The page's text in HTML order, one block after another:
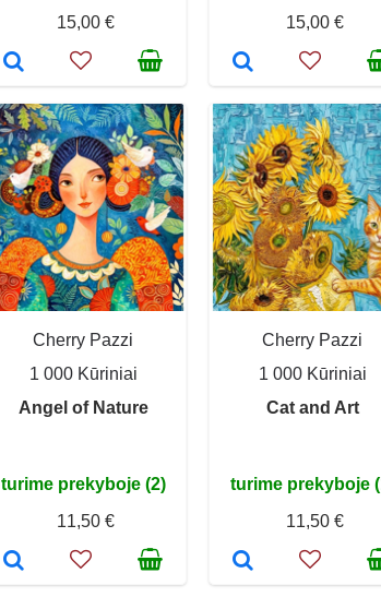
15,00 €
15,00 €
Cherry Pazzi
1 000 Kūriniai
Angel of Nature
turime prekyboje (2)
11,50 €
Cherry Pazzi
1 000 Kūriniai
Cat and Art
turime prekyboje
11,50 €